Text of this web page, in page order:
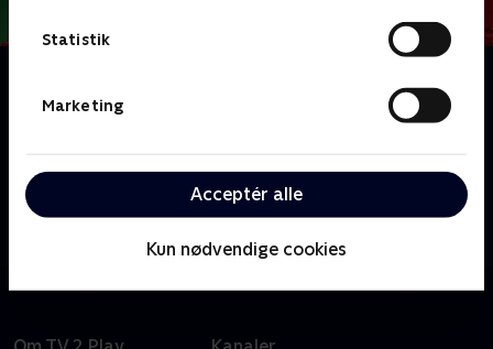
Statistik
Marketing
Acceptér alle
Kun nødvendige cookies
Fodboldklubben FC Fredericia er i krise og står til
nedrykning fra 1. division. Cheftræneren Frederik
en ny stjernespiller. Her møder han den godtroende
Sunday, som han tilbyder en kontrakt, selvom Sunday